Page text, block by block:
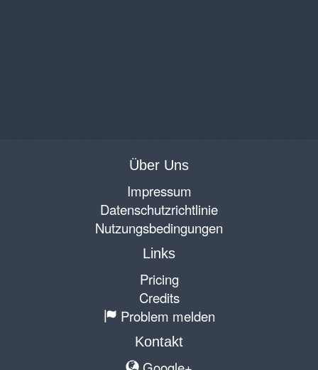
Über Uns
Impressum
Datenschutzrichtlinie
Nutzungsbedingungen
Links
Pricing
Credits
Problem melden
Kontakt